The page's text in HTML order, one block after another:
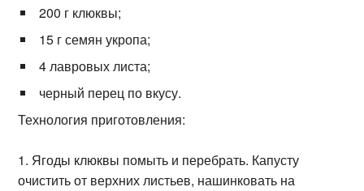
200 г клюквы;
15 г семян укропа;
4 лавровых листа;
черный перец по вкусу.
Технология приготовления:
Ягоды клюквы помыть и перебрать. Капусту
очистить от верхних листьев, нашинковать на